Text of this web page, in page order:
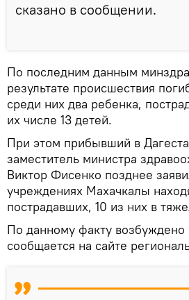
сказано в сообщении.
По последним данным
результате происшествия
среди них два ребенка,
их числе 13 детей.
При этом прибывший в
заместитель министра
Виктор Фисенко позднее
учреждениях Махачкалы
пострадавших, 10 из них в
По данному факту возбуждено
сообщается на сайте